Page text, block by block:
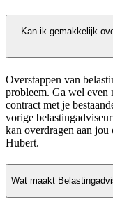
Kan ik gemakkelijk
Overstappen van
probleem. Ga wel even
contract met je
vorige
kan overdragen aan
Hubert.
Wat maakt